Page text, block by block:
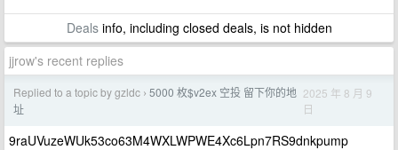
Dealsinfo, including closed deals, is not hidden
jjrow's recent replies
Replied to a topic by gzldc › 5000 枚$v2ex 空投 留下你的地
址
2025 年 8 月 9
日
9raUVuzeWUk53co63M4WXLWPWE4Xc6Lpn7RS9dnkpump